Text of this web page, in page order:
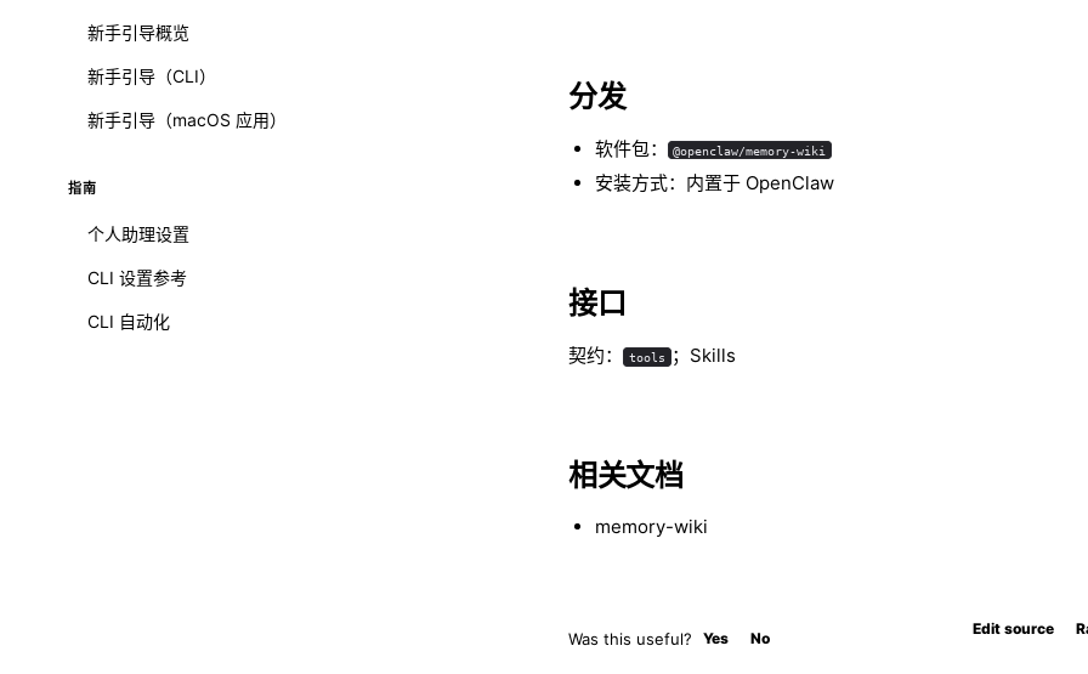
新手引导概览
新手引导（CLI）
新手引导（macOS 应用）
指南
个人助理设置
CLI 设置参考
CLI 自动化
分发
软件包： @openclaw/memory-wiki
安装方式：内置于 OpenClaw
接口
契约： tools ；Skills
相关文档
memory-wiki
Was this useful? Yes No
Edit source